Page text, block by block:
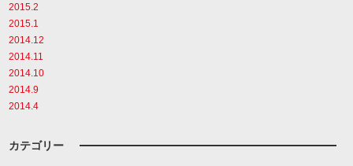
2015.2
2015.1
2014.12
2014.11
2014.10
2014.9
2014.4
カテゴリー